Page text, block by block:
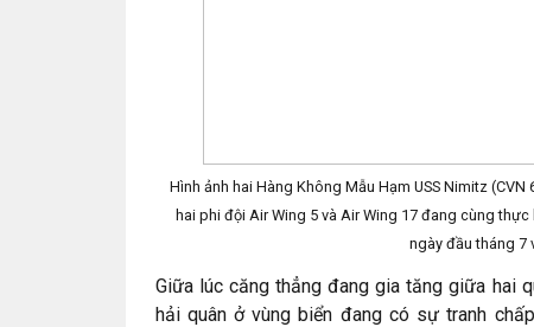
Hình ảnh hai Hàng Không Mẫu Hạm USS Nimitz
hai phi đội Air Wing 5 và Air Wing 17 đang cùng
ngày đầu tháng 7
Giữa lúc căng thẳng đang gia tăng giữa hai
hải quân ở vùng biển đang có sự tranh